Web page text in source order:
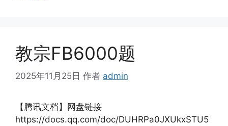
教宗FB6000题
2025年11月25日 作者 admin
【腾讯文档】网盘链接
https://docs.qq.com/doc/DUHRPa0JXUkxSTU5